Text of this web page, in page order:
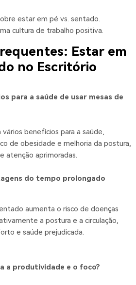
estar em pé vs. sentado.
cultura de trabalho positiva.
Estar em
no Escritório
para a saúde de usar mesas de
benefícios para a saúde,
de obesidade e melhoria da postura,
atenção aprimoradas.
do tempo prolongado
aumenta o risco de doenças
a postura e a circulação,
e saúde prejudicada.
a produtividade e o foco?